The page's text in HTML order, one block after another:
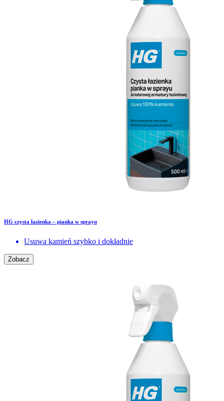
HG czysta łazienka – pianka w sprayu
Usuwa kamień szybko i dokładnie
Zobacz